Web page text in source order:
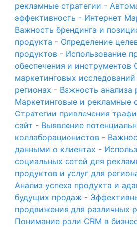
рекламные стратегии -
эффективность - Интернет
Важность брендинга и
продукта - Определение
продуктов - Использование
обеспечения и инструментов
маркетинговых
регионах - Важность анализа
Маркетинговые и рекламные
Стратегии привлечения
сайт - Выявление
коллаборационистов -
данными о клиентах -
социальных сетей для
продуктов и услуг для
Анализ успеха продукта и
будущих продаж -
продвижения для различных
Понимание роли CRM в